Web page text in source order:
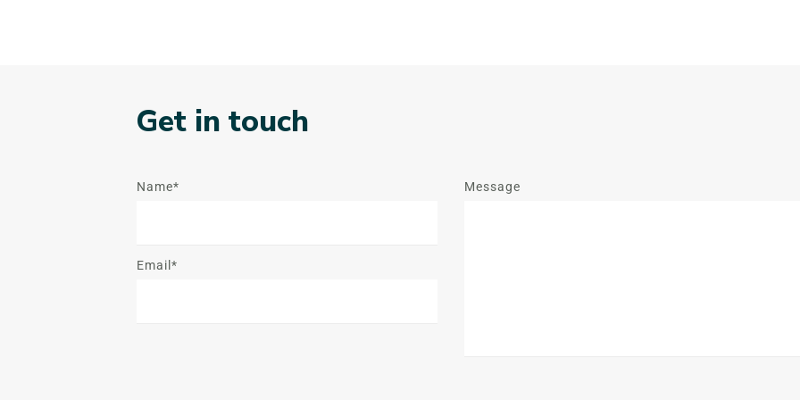
Get in touch
Name*
Email*
Message